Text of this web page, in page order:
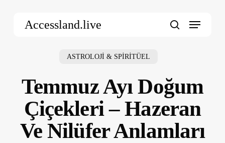
Accessland.live Menu
ASTROLOJİ & SPİRİTÜEL
Temmuz Ayı Doğum
Çiçekleri – Hazeran
Ve Nilüfer Anlamları